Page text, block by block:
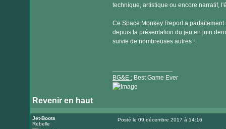
technique, artistique ou encore narratif,
Ce Space Monkey Report a
depuis la présentation du jeu en juin
suivie de nombreuses autres !
BG&E :Best Game Ever
Revenir en haut
le
Jet-Boots
Rebelle
Posté le 09 décembre 2017 à 14:16